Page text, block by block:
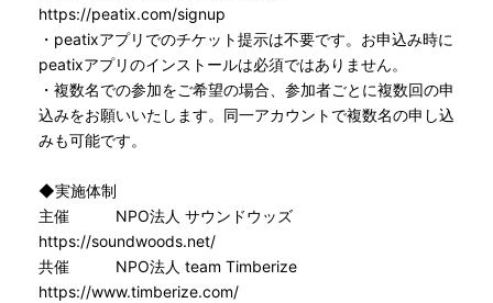
https://peatix.com/signup
・peatixアプリでのチケット提示は不要です。お申込み時に
peatixアプリのインストールは必須ではありません。
・複数名での参加をご希望の場合、参加者ごとに複数回の申
込みをお願いいたします。同一アカウントで複数名の申し込
みも可能です。
◆実施体制
主催 NPO法人 サウンドウッズ
https://soundwoods.net/
共催 NPO法人 team Timberize
https://www.timberize.com/